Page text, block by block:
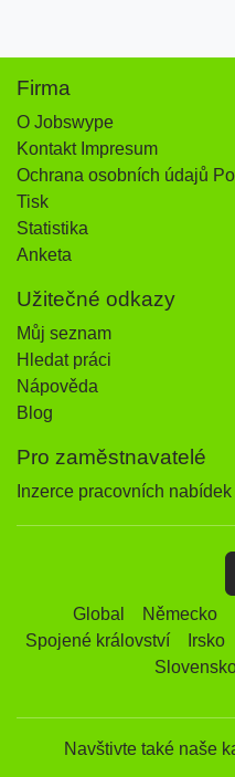
Firma
O Jobswype
Kontakt Impresum
Ochrana osobních údajů
Tisk
Statistika
Anketa
Užitečné odkazy
Můj seznam
Hledat práci
Nápověda
Blog
Pro zaměstnavatelé
Inzerce pracovních nabídek
Global Německo
Spojené království
Irsko
Navštivte také naše